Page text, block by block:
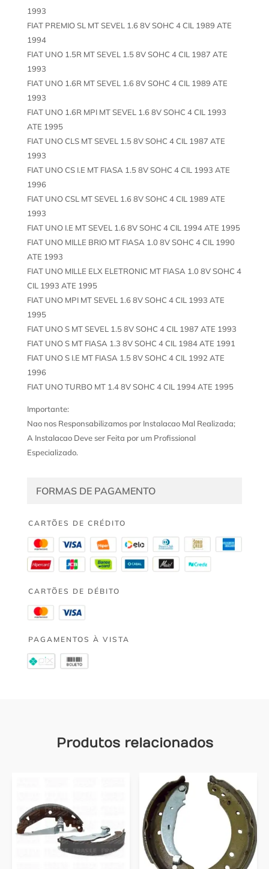
1993
FIAT PREMIO SL MT SEVEL 1.6 8V SOHC 4 CIL 1989 ATE
1994
FIAT UNO 1.5R MT SEVEL 1.5 8V SOHC 4 CIL 1987 ATE
1993
FIAT UNO 1.6R MT SEVEL 1.6 8V SOHC 4 CIL 1989 ATE
1993
FIAT UNO 1.6R MPI MT SEVEL 1.6 8V SOHC 4 CIL 1993
ATE 1995
FIAT UNO CLS MT SEVEL 1.5 8V SOHC 4 CIL 1987 ATE
1993
FIAT UNO CS I.E MT FIASA 1.5 8V SOHC 4 CIL 1993 ATE
1996
FIAT UNO CSL MT SEVEL 1.6 8V SOHC 4 CIL 1989 ATE
1993
FIAT UNO I.E MT SEVEL 1.6 8V SOHC 4 CIL 1994 ATE 1995
FIAT UNO MILLE BRIO MT FIASA 1.0 8V SOHC 4 CIL 1990
ATE 1993
FIAT UNO MILLE ELX ELETRONIC MT FIASA 1.0 8V SOHC 4
CIL 1993 ATE 1995
FIAT UNO MPI MT SEVEL 1.6 8V SOHC 4 CIL 1993 ATE
1995
FIAT UNO S MT SEVEL 1.5 8V SOHC 4 CIL 1987 ATE 1993
FIAT UNO S MT FIASA 1.3 8V SOHC 4 CIL 1984 ATE 1991
FIAT UNO S I.E MT FIASA 1.5 8V SOHC 4 CIL 1992 ATE
1996
FIAT UNO TURBO MT 1.4 8V SOHC 4 CIL 1994 ATE 1995
Importante:
Nao nos Responsabilizamos por Instalacao Mal Realizada;
A Instalacao Deve ser Feita por um Profissional
Especializado.
FORMAS DE PAGAMENTO
CARTÕES DE CRÉDITO
CARTÕES DE DÉBITO
PAGAMENTOS À VISTA
Produtos relacionados